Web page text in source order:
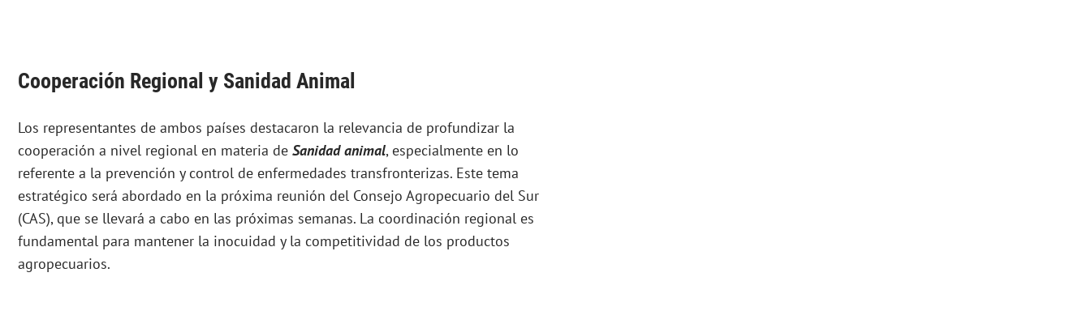
Cooperación Regional y Sanidad Animal
Los representantes de ambos países destacaron la relevancia de profundizar la
cooperación a nivel regional en materia de Sanidad animal, especialmente en lo
referente a la prevención y control de enfermedades transfronterizas. Este tema
estratégico será abordado en la próxima reunión del Consejo Agropecuario del Sur
(CAS), que se llevará a cabo en las próximas semanas. La coordinación regional es
fundamental para mantener la inocuidad y la competitividad de los productos
agropecuarios.